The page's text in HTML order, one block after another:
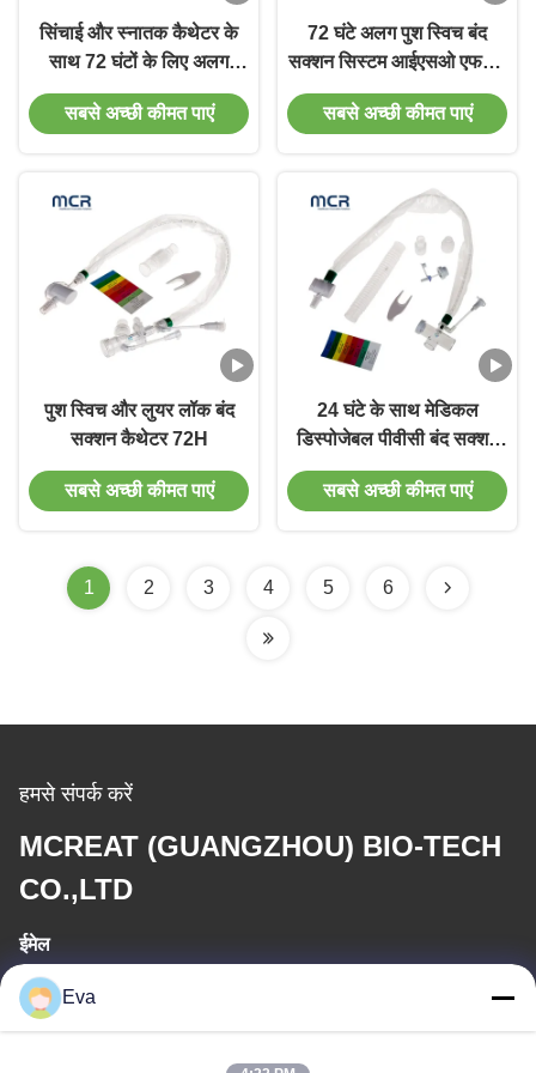
सिंचाई और स्नातक कैथेटर के
साथ 72 घंटों के लिए अलग
डिज़ाइन बंद सक्शन कैथेटर
सिस्टम
सबसे अच्छी कीमत पाएं
72 घंटे अलग पुश स्विच बंद
सक्शन सिस्टम आईएसओ एफडीए
प्रमाणपत्र
सबसे अच्छी कीमत पाएं
पुश स्विच और लुयर लॉक बंद
सक्शन कैथेटर 72H
सबसे अच्छी कीमत पाएं
24 घंटे के साथ मेडिकल
डिस्पोजेबल पीवीसी बंद सक्शन
कैथेटर
सबसे अच्छी कीमत पाएं
1 2 3 4 5 6
हमसे संपर्क करें
MCREAT (GUANGZHOU) BIO-TECH
CO.,LTD
ईमेल
irina@mcreatmedical.com
Eva